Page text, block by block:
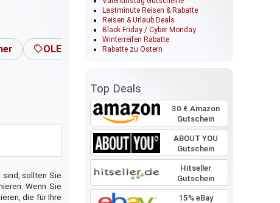
OLED TV & Fernseher
sind, sollten Sie
Wenn Sie
die für Ihre
Lastminute Reisen & Rabatte
Reisen & Urlaub Deals
Black Friday / Cyber Monday
Winterreifen Rabatte
Rabatte zu Ostern
Top Deals
30 € Amazon
Gutschein
ABOUT YOU
Gutschein
Hitseller
Gutschein
15% eBay